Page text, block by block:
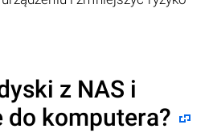
z NAS i
do komputera?